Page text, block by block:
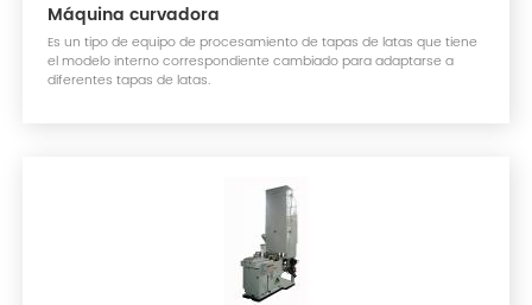
Máquina curvadora
Es un tipo de equipo de procesamiento de tapas de latas que tiene
el modelo interno correspondiente cambiado para adaptarse a
diferentes tapas de latas.